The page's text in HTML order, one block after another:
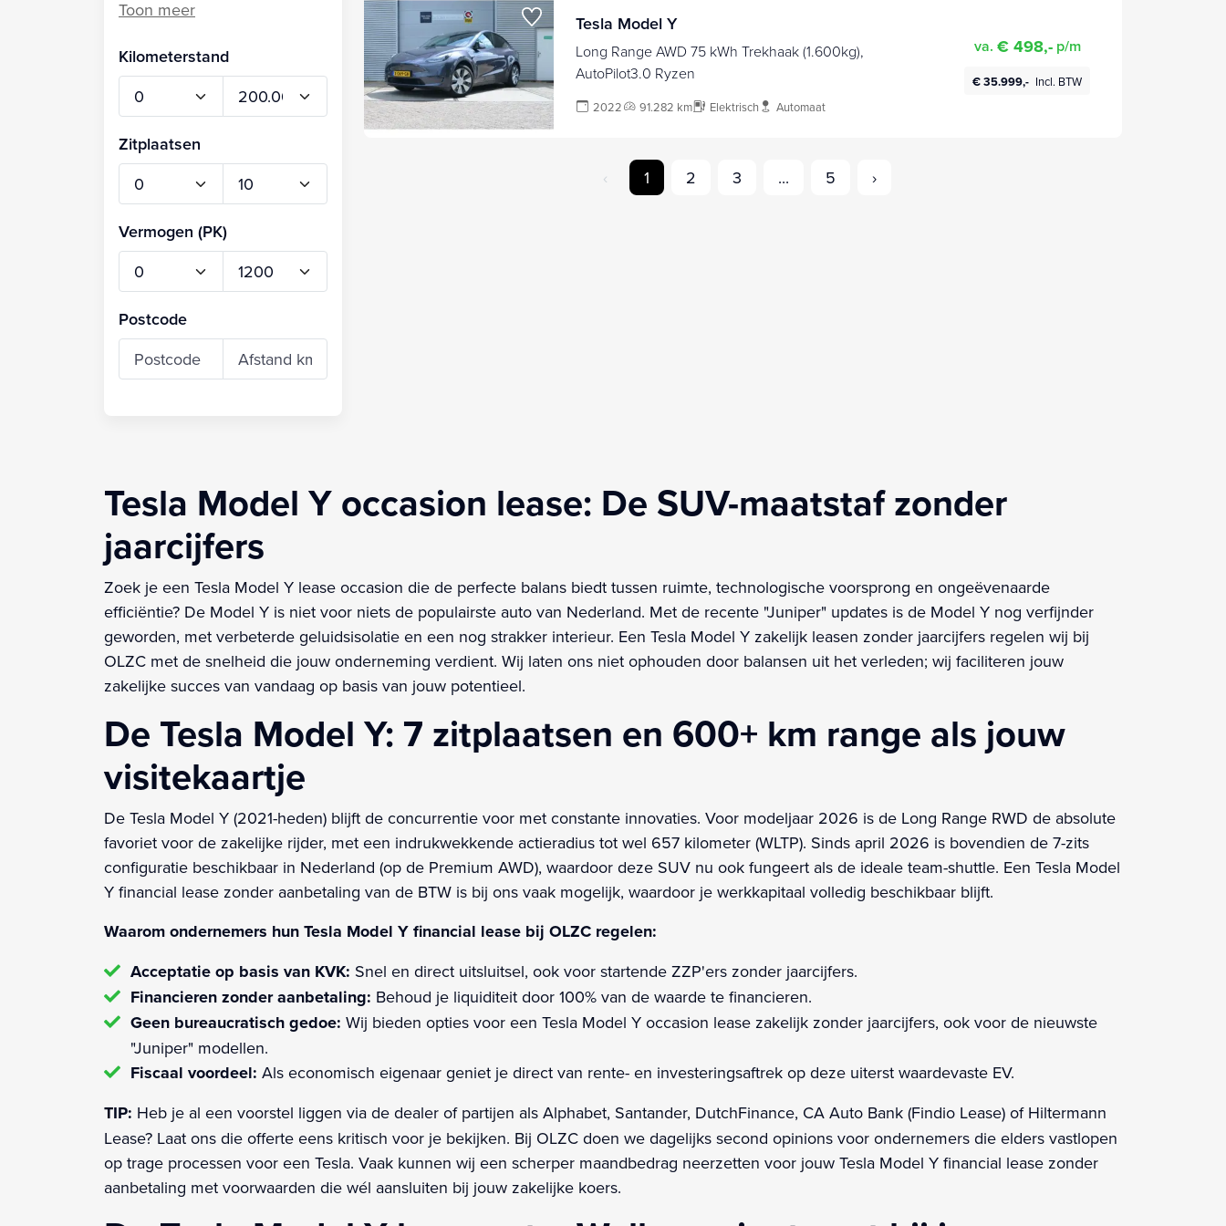
Kilometerstand
Zitplaatsen
Vermogen (PK)
Postcode
Tesla Model Y
Long Range AWD 75 kWh Trekhaak (1.600kg),
AutoPilot3.0 Ryzen
2022 91.282 km Elektrisch Automaat
va. € 498,- p/m
€ 35.999,- Incl. BTW
‹ 1 2 3 ... 5 ›
Tesla Model Y occasion lease: De SUV-maatstaf zonder
jaarcijfers
Zoek je een Tesla Model Y lease occasion die de perfecte balans biedt tussen ruimte, technologische voorsprong en ongeëvenaarde
efficiëntie? De Model Y is niet voor niets de populairste auto van Nederland. Met de recente "Juniper" updates is de Model Y nog verfijnder
geworden, met verbeterde geluidsisolatie en een nog strakker interieur. Een Tesla Model Y zakelijk leasen zonder jaarcijfers regelen wij bij
OLZC met de snelheid die jouw onderneming verdient. Wij laten ons niet ophouden door balansen uit het verleden; wij faciliteren jouw
zakelijke succes van vandaag op basis van jouw potentieel.
De Tesla Model Y: 7 zitplaatsen en 600+ km range als jouw
visitekaartje
De Tesla Model Y (2021-heden) blijft de concurrentie voor met constante innovaties. Voor modeljaar 2026 is de Long Range RWD de absolute
favoriet voor de zakelijke rijder, met een indrukwekkende actieradius tot wel 657 kilometer (WLTP). Sinds april 2026 is bovendien de 7-zits
configuratie beschikbaar in Nederland (op de Premium AWD), waardoor deze SUV nu ook fungeert als de ideale team-shuttle. Een Tesla Model
Y financial lease zonder aanbetaling van de BTW is bij ons vaak mogelijk, waardoor je werkkapitaal volledig beschikbaar blijft.
Waarom ondernemers hun Tesla Model Y financial lease bij OLZC regelen:
Acceptatie op basis van KVK: Snel en direct uitsluitsel, ook voor startende ZZP'ers zonder jaarcijfers.
Financieren zonder aanbetaling: Behoud je liquiditeit door 100% van de waarde te financieren.
Geen bureaucratisch gedoe: Wij bieden opties voor een Tesla Model Y occasion lease zakelijk zonder jaarcijfers, ook voor de nieuwste
"Juniper" modellen.
Fiscaal voordeel: Als economisch eigenaar geniet je direct van rente- en investeringsaftrek op deze uiterst waardevaste EV.
TIP: Heb je al een voorstel liggen via de dealer of partijen als Alphabet, Santander, DutchFinance, CA Auto Bank (Findio Lease) of Hiltermann
Lease? Laat ons die offerte eens kritisch voor je bekijken. Bij OLZC doen we dagelijks second opinions voor ondernemers die elders vastlopen
op trage processen voor een Tesla. Vaak kunnen wij een scherper maandbedrag neerzetten voor jouw Tesla Model Y financial lease zonder
aanbetaling met voorwaarden die wél aansluiten bij jouw zakelijke koers.